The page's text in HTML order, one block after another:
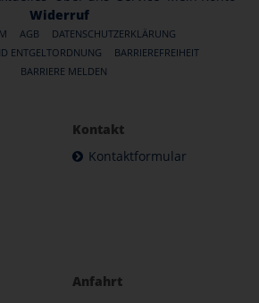
Widerruf
AGB
DATENSCHUTZERKLÄRUNG
ENTGELTORDNUNG
BARRIEREFREIHEIT
BARRIERE MELDEN
Kontakt
Kontaktformular
Anfahrt